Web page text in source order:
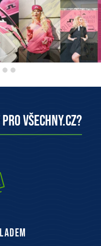
všechny.cz?